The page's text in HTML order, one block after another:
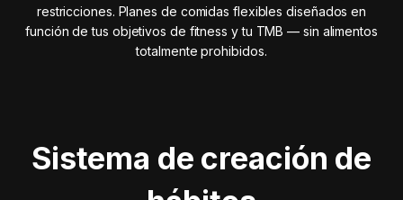
restricciones. Planes de comidas flexibles diseñados en
función de tus objetivos de fitness y tu TMB — sin alimentos
totalmente prohibidos.
Sistema de creación de